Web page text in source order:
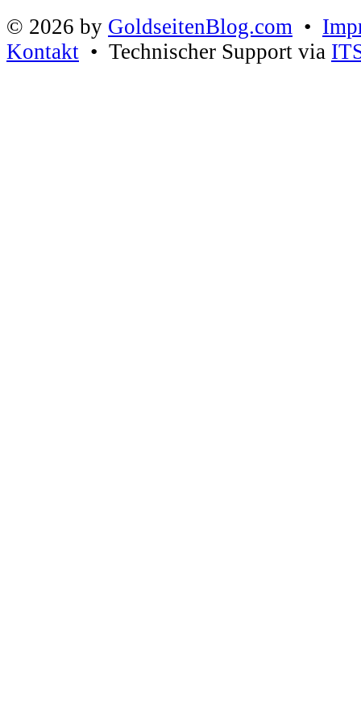
© 2026 by GoldseitenBlog.com •
Kontakt • Technischer Support via